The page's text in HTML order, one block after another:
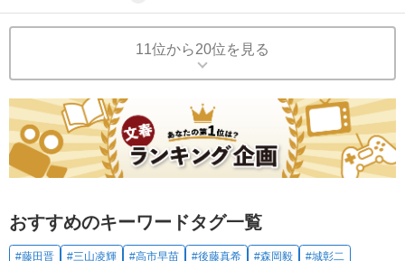
11位から20位を見る
おすすめのキーワードタグ一覧
#藤田晋 #三山凌輝 #高市早苗 #後藤真希 #森岡毅
#城彰二